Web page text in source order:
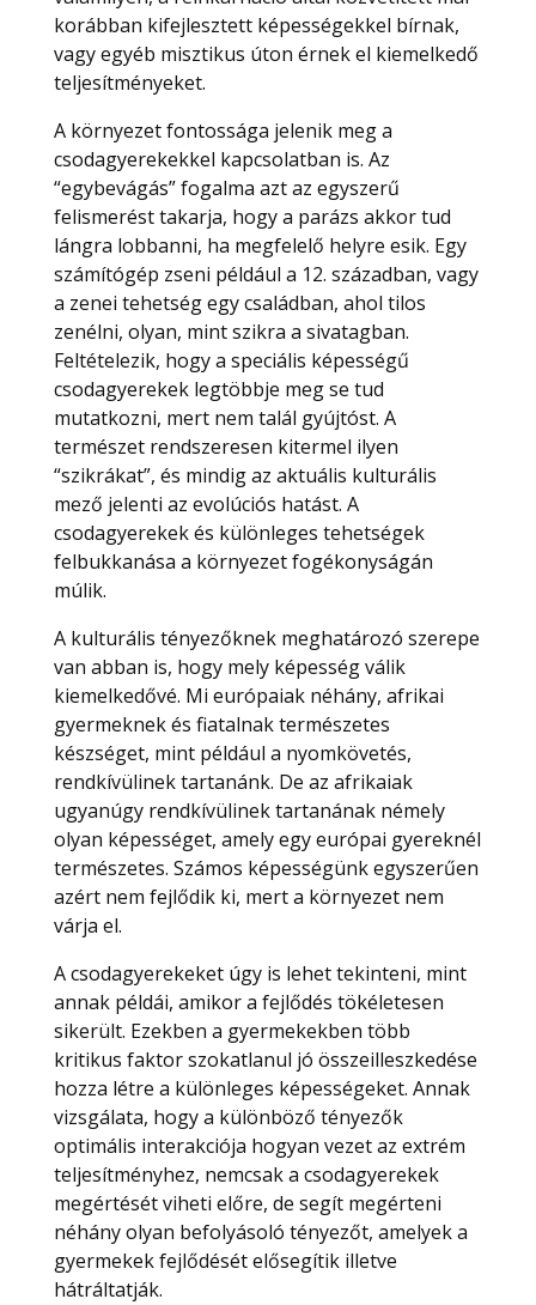
korábban kifejlesztett képességekkel bírnak,
vagy egyéb misztikus úton érnek el kiemelkedő
teljesítményeket.
A környezet fontossága jelenik meg a
csodagyerekekkel kapcsolatban is. Az
“egybevágás” fogalma azt az egyszerű
felismerést takarja, hogy a parázs akkor tud
lángra lobbanni, ha megfelelő helyre esik. Egy
számítógép zseni például a 12. században, vagy
a zenei tehetség egy családban, ahol tilos
zenélni, olyan, mint szikra a sivatagban.
Feltételezik, hogy a speciális képességű
csodagyerekek legtöbbje meg se tud
mutatkozni, mert nem talál gyújtóst. A
természet rendszeresen kitermel ilyen
“szikrákat”, és mindig az aktuális kulturális
mező jelenti az evolúciós hatást. A
csodagyerekek és különleges tehetségek
felbukkanása a környezet fogékonyságán
múlik.
A kulturális tényezőknek meghatározó szerepe
van abban is, hogy mely képesség válik
kiemelkedővé. Mi európaiak néhány, afrikai
gyermeknek és fiatalnak természetes
készséget, mint például a nyomkövetés,
rendkívülinek tartanánk. De az afrikaiak
ugyanúgy rendkívülinek tartanának némely
olyan képességet, amely egy európai gyereknél
természetes. Számos képességünk egyszerűen
azért nem fejlődik ki, mert a környezet nem
várja el.
A csodagyerekeket úgy is lehet tekinteni, mint
annak példái, amikor a fejlődés tökéletesen
sikerült. Ezekben a gyermekekben több
kritikus faktor szokatlanul jó összeilleszkedése
hozza létre a különleges képességeket. Annak
vizsgálata, hogy a különböző tényezők
optimális interakciója hogyan vezet az extrém
teljesítményhez, nemcsak a csodagyerekek
megértését viheti előre, de segít megérteni
néhány olyan befolyásoló tényezőt, amelyek a
gyermekek fejlődését elősegítik illetve
hátráltatják.